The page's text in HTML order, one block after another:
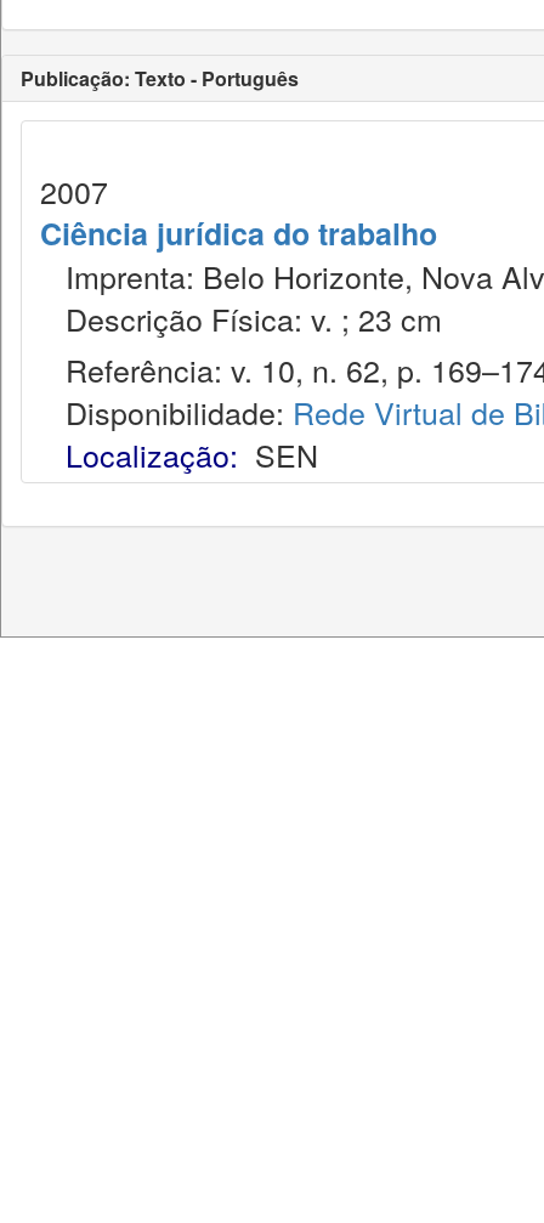
Publicação: Texto - Português
2007
Ciência jurídica do trabalho
Imprenta: Belo Horizonte, Nova
Descrição Física: v. ; 23 cm
Referência: v. 10, n. 62, p.
Disponibilidade: Rede Virtual de
Localização: SEN